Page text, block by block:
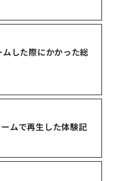
した際にかかった総
ムで再生した体験記